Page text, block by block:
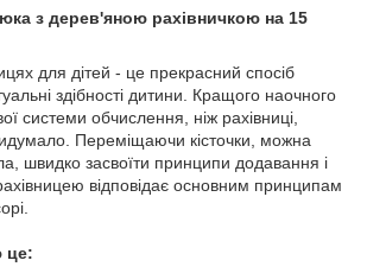
з дерев'яною рахівничкою на 15
для дітей - це прекрасний спосіб
здібності дитини. Кращого наочного
системи обчислення, ніж рахівниці,
Переміщаючи кісточки, можна
швидко засвоїти принципи додавання і
відповідає основним принципам
це: